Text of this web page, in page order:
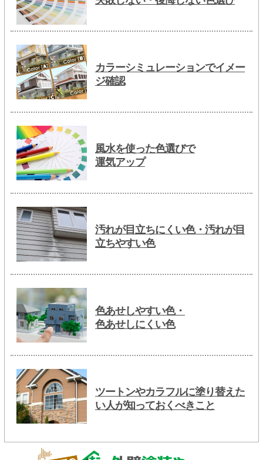
カラーシミュレーションでイメー
ジ確認
風水を使った色選びで
運気アップ
汚れが目立ちにくい色・汚れが目
立ちやすい色
色あせしやすい色・
色あせしにくい色
ツートンやカラフルに塗り替えた
い人が知っておくべきこと